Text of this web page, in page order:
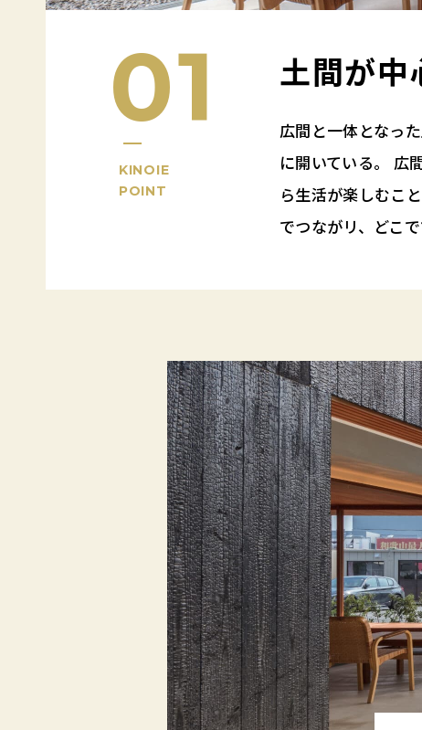
01
KINOIE
POINT
土間が中
広間と一体となっ
に開いている。 広
ら生活が楽しむこ
でつながリ、どこ